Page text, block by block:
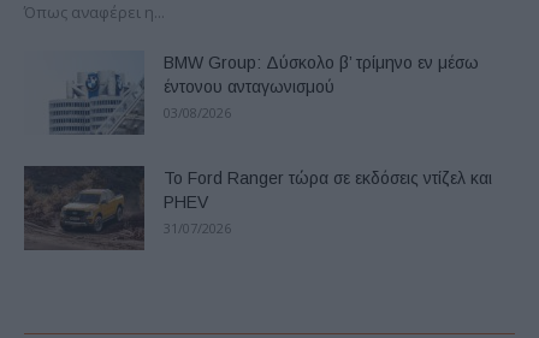
Όπως αναφέρει η...
BMW Group: Δύσκολο β’ τρίμηνο εν μέσω
έντονου ανταγωνισμού
03/08/2026
Το Ford Ranger τώρα σε εκδόσεις ντίζελ και
PHEV
31/07/2026